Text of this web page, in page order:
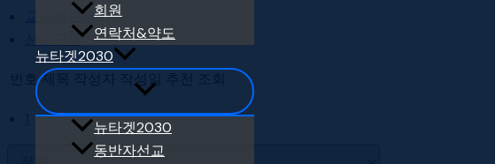
회원
연락처&약도
뉴타겟2030
뉴타겟2030
동반자선교
교단선교부
선교단체
번호제목 작성일